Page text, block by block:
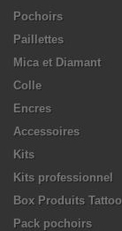
Pochoirs
Paillettes
Mica et Diamant
Colle
Encres
Accessoires
Kits
Kits professionnel
Box Produits Tattoo
Pack pochoirs